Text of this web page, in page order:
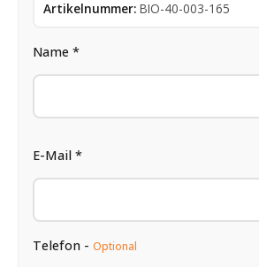
Artikelnummer: BIO-40-003-165
Name *
E-Mail *
Telefon - Optional